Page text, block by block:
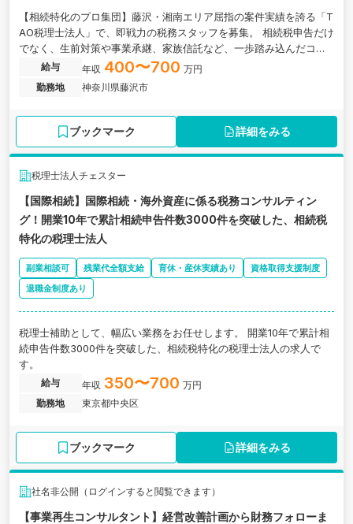
【相続特化のプロ集団】藤沢・湘南エリア屈指の案件実績を誇る「T
AO税理士法人」で、即戦力の税務スタッフを募集。 相続税申告だけ
でなく、生前対策や事業承継、家族信託など、一歩踏み込んだコン
サルティング業務に携わりたい経験者の方へ。地域密着ながら、高
度で多様な案件が集まる環境が整っています。 【仕事内容】 相続税
申告書の作成完結、資産家向け節税提案、地主様へのコンサルティ
ント！】 ・圧倒的な案件数： センター運営により、複雑な土地評価
や広大地案件など、希少な事例も経験可能。 ・キャリアパス： リー
ダー候補として、組織運営や後輩育成にも関われるやりがい。 ・環
境： 最新ITツール導入済み。生産性を高め、プロとしての価値を最
へ引き上げませんか？
給与 年収 400〜700 万円
勤務地
神奈川県藤沢市
ブックマーク 詳細をみる
税理士法人チェスター
【国際相続】国際相続・海外資産に係る税務コンサルティン
グ！開業10年で累計相続申告件数3000件を突破した、相続税
特化の税理士法人
副業相談可 残業代全額支給 育休・産休実績あり
資格取得支援制度
退職金制度あり
税理士補助として、幅広い業務をお任せします。 開業10年で累計相
続申告件数3000件を突破した、相続税特化の税理士法人の求人で
す。
給与 年収 350〜700 万円
勤務地
東京都中央区
ブックマーク 詳細をみる
社名非公開（ログインすると閲覧できます）
【事業再生コンサルタント】経営改善計画から財務フォローま